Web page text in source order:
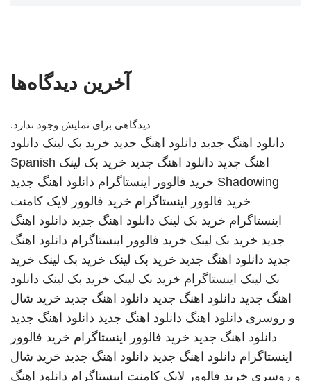
آخرین دیدگاه‌ها
دیدگاهی برای نمایش وجود ندارد.
دانلود اهنگ جدید دانلود اهنگ جدید خرید بک لینک دانلود
اهنگ جدید دانلود اهنگ جدید خرید بک لینک Spanish
Shadowing خرید فالوور اینستاگرام دانلود اهنگ جدید
خرید فالوور اینستاگرام خرید فالوور لایک کامنت
اینستاگرام خرید بک لینک دانلود اهنگ جدید دانلود اهنگ
جدید خرید بک لینک خرید فالوور اینستاگرام دانلود اهنگ
جدید دانلود اهنگ جدید خرید بک لینک خرید بک لینک خرید
بک لینک اینستاگرام خرید بک لینک خرید بک لینک دانلود
اهنگ جدید دانلود اهنگ جدید دانلود اهنگ جدید خرید شال
و روسری دانلود اهنگ دانلود اهنگ جدید دانلود اهنگ جدید
دانلود اهنگ جدید خرید فالوور اینستاگرام خرید فالوور
اینستاگرام دانلود اهنگ جدید دانلود اهنگ جدید خرید شال
و روسری خرید فالوور لایک کامنت اینستاگرام دانلود اهنگ